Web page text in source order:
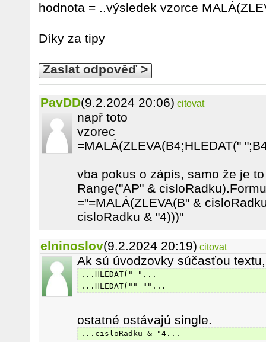
hodnota = ..výsledek vzorce
Díky za tipy
Zaslat odpověď >
PavDD(9.2.2024 20:06) citovat
např toto
vzorec
=MALÁ(ZLEVA(B4;HLEDAT("
vba pokus o zápis, samo že je
Range("AP" &
="=MALÁ(ZLEVA(B" &
cisloRadku & "4)))"
elninoslov(9.2.2024 20:19) citovat
Ak sú úvodzovky súčasťou
...HLEDAT(" "...
...HLEDAT("" ""...
ostatné ostávajú single.
...cisloRadku & "4...